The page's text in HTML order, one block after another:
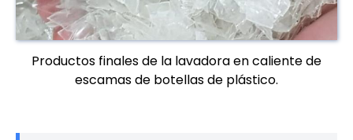
Productos finales de la lavadora en caliente de
escamas de botellas de plástico.